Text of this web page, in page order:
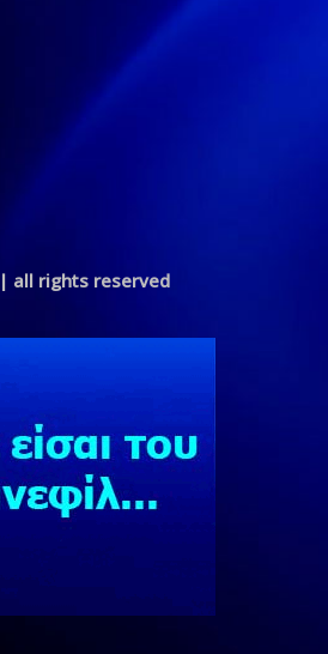
all rights reserved